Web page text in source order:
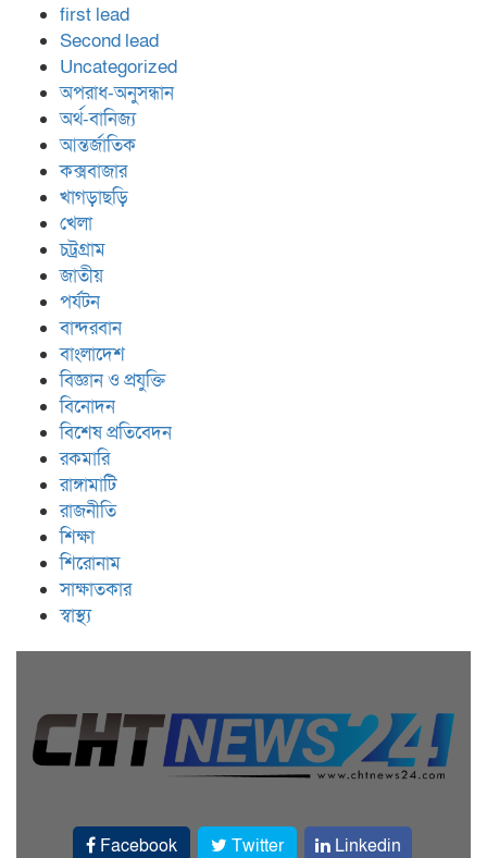
first lead
Second lead
Uncategorized
অপরাধ-অনুসন্ধান
অর্থ-বানিজ্য
আন্তর্জাতিক
কক্সবাজার
খাগড়াছড়ি
খেলা
চট্রগ্রাম
জাতীয়
পর্যটন
বান্দরবান
বাংলাদেশ
বিজ্ঞান ও প্রযুক্তি
বিনোদন
বিশেষ প্রতিবেদন
রকমারি
রাঙ্গামাটি
রাজনীতি
শিক্ষা
শিরোনাম
সাক্ষাতকার
স্বাস্থ্য
Facebook Twitter Linkedin